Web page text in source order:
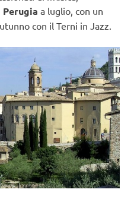
Perugia a luglio, con un
con il Terni in Jazz.